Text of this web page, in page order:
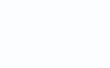
八ヶ岳自然散策